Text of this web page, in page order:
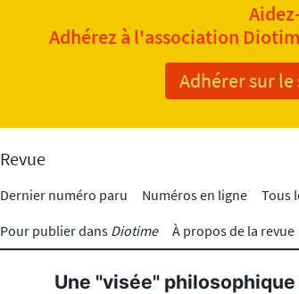
Adhérez à l'association
Adhérer sur le
Revue
Dernier numéro paru Numéros en ligne Tous
Pour publier dans Diotime À propos de la revue
Une "visée"